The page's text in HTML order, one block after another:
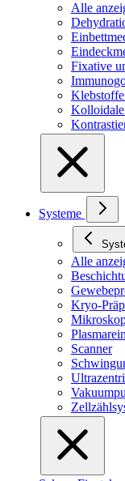
Alle
Fixative
Systeme
Alle
Kryo-
Scanner